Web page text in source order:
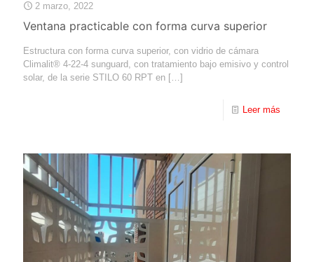
2 marzo, 2022
Ventana practicable con forma curva superior
Estructura con forma curva superior, con vidrio de cámara
Climalit®️ 4-22-4 sunguard, con tratamiento bajo emisivo y control
solar, de la serie STILO 60 RPT en […]
Leer más